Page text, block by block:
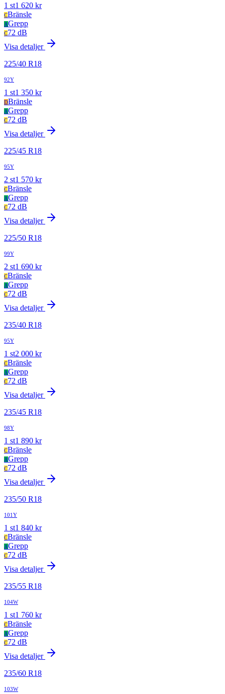
1 st1 620 kr
CBränsle
AGrepp
C72 dB
Visa detaljer
225/40 R18
92Y
1 st1 350 kr
DBränsle
AGrepp
C72 dB
Visa detaljer
225/45 R18
95Y
2 st1 570 kr
CBränsle
AGrepp
C72 dB
Visa detaljer
225/50 R18
99Y
2 st1 690 kr
CBränsle
AGrepp
C72 dB
Visa detaljer
235/40 R18
95Y
1 st2 000 kr
CBränsle
AGrepp
C72 dB
Visa detaljer
235/45 R18
98Y
1 st1 890 kr
CBränsle
AGrepp
C72 dB
Visa detaljer
235/50 R18
101Y
1 st1 840 kr
CBränsle
AGrepp
C72 dB
Visa detaljer
235/55 R18
104W
1 st1 760 kr
CBränsle
AGrepp
C72 dB
Visa detaljer
235/60 R18
103W